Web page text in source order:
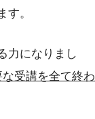
。
力になりまし
受講を全て終わ